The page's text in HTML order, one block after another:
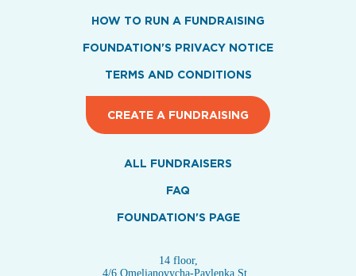
HOW TO RUN A FUNDRAISING
FOUNDATION'S PRIVACY NOTICE
TERMS AND CONDITIONS
CREATE A FUNDRAISING
ALL FUNDRAISERS
FAQ
FOUNDATION'S PAGE
14 floor,
4/6 Omelianovycha-Pavlenka St.,